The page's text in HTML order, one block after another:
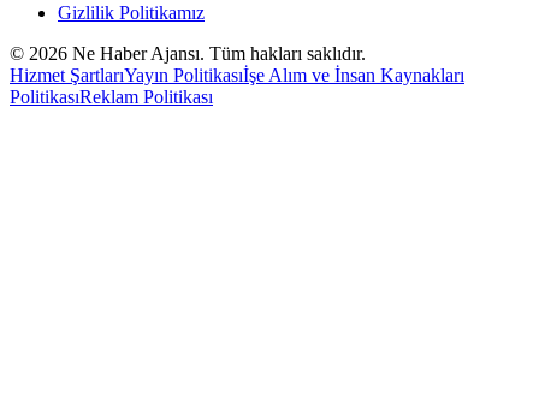
Gizlilik Politikamız
© 2026 Ne Haber Ajansı. Tüm hakları saklıdır.
Hizmet ŞartlarıYayın Politikasıİşe Alım ve İnsan Kaynakları
PolitikasıReklam Politikası